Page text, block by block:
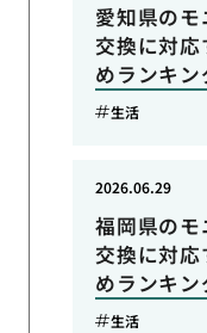
愛知県の
交換に対
めランキン
生活
福岡県の
交換に対
めランキン
2026.06.29
生活